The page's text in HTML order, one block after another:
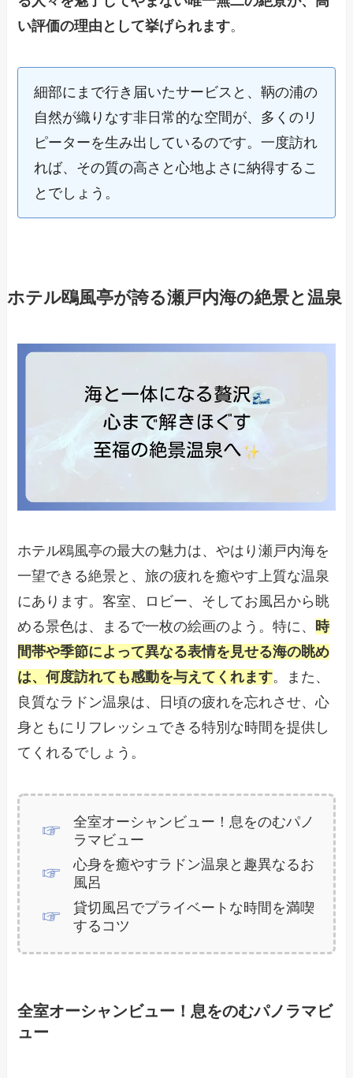
い評価の理由として挙げられます。
細部にまで行き届いたサービスと、鞆の浦の
自然が織りなす非日常的な空間が、多くのリ
ピーターを生み出しているのです。一度訪れ
れば、その質の高さと心地よさに納得するこ
とでしょう。
ホテル鴎風亭が誇る瀬戸内海の絶景と温泉
ホテル鴎風亭の最大の魅力は、やはり瀬戸内海を
一望できる絶景と、旅の疲れを癒やす上質な温泉
にあります。客室、ロビー、そしてお風呂から眺
める景色は、まるで一枚の絵画のよう。特に、 時
間帯や季節によって異なる表情を見せる海の眺め
は、何度訪れても感動を与えてくれます。また、
良質なラドン温泉は、日頃の疲れを忘れさせ、心
身ともにリフレッシュできる特別な時間を提供し
てくれるでしょう。
全室オーシャンビュー！息をのむパノ
ラマビュー
心身を癒やすラドン温泉と趣異なるお
風呂
貸切風呂でプライベートな時間を満喫
するコツ
全室オーシャンビュー！息をのむパノラマビ
ュー